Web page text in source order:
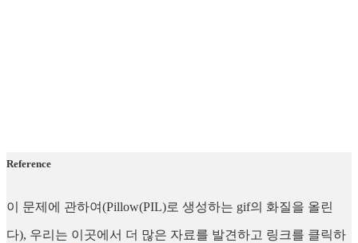
Reference
이 문제에 관하여(Pillow(PIL)로 생성하는 gif의 화질을 올린
다), 우리는 이곳에서 더 많은 자료를 발견하고 링크를 클릭하